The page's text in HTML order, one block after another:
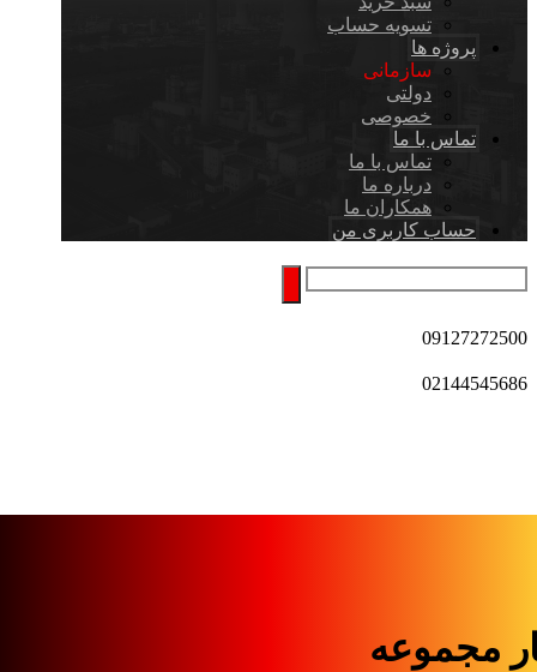
تسویه حساب
پروژه ها
سازمانی
دولتی
خصوصی
تماس با ما
تماس با ما
درباره ما
همکاران ما
حساب کاربری من
09127272500
02144545686
مجموعه